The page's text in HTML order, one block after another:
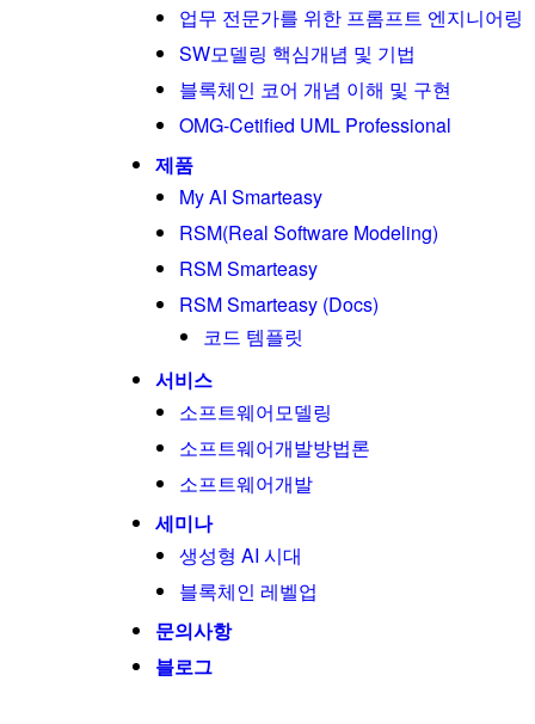
업무 전문가를 위한 프롬프트 엔지니어링
SW모델링 핵심개념 및 기법
블록체인 코어 개념 이해 및 구현
OMG-Cetified UML Professional
제품
My AI Smarteasy
RSM(Real Software Modeling)
RSM Smarteasy
RSM Smarteasy (Docs)
코드 템플릿
서비스
소프트웨어모델링
소프트웨어개발방법론
소프트웨어개발
세미나
생성형 AI 시대
블록체인 레벨업
문의사항
블로그